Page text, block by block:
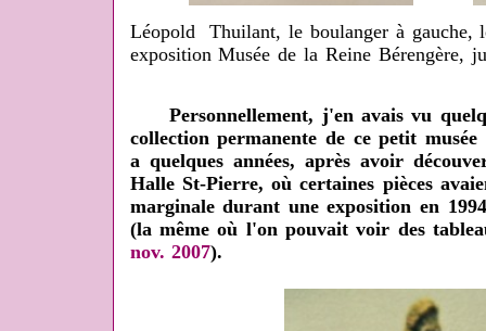
Léopold Thuilant, le boulanger à gauche,
exposition Musée de la Reine Bérengère,
Personnellement, j'en avais vu
collection permanente de ce petit
a quelques années, après avoir
Halle St-Pierre, où certaines pièces
marginale durant une exposition en
(la même où l'on pouvait voir des
nov. 2007).